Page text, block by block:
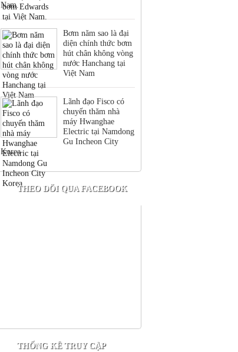
Nam.
Bơm năm sao là đại
diện chính thức bơm
hút chân không vòng
nước Hanchang tại
Việt Nam
Lãnh đạo Fisco có
chuyến thăm nhà
máy Hwanghae
Electric tại Namdong
Gu Incheon City
Korea
THEO DÕI QUA FACEBOOK
THỐNG KÊ TRUY CẬP